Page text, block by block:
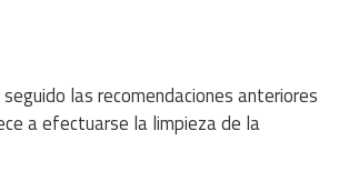
las recomendaciones anteriores
a efectuarse la limpieza de la